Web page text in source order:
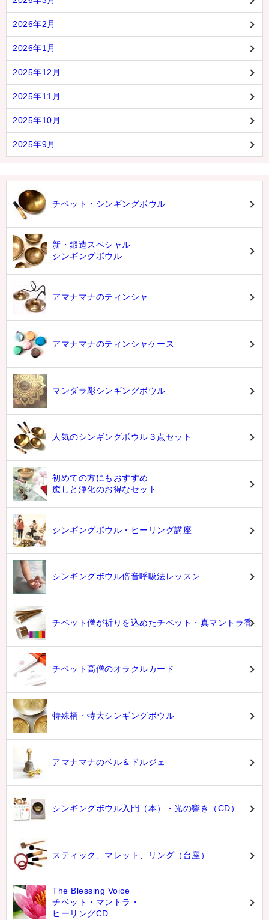
2026年2月
2026年1月
2025年12月
2025年11月
2025年10月
2025年9月
チベット・シンギングボウル
新・鍛造スペシャル
シンギングボウル
アマナマナのティンシャ
アマナマナのティンシャケース
マンダラ彫シンギングボウル
人気のシンギングボウル３点セット
初めての方にもおすすめ
癒しと浄化のお得なセット
シンギングボウル・ヒーリング講座
シンギングボウル倍音呼吸法レッスン
チベット僧が祈りを込めたチベット・真マントラ香
チベット高僧のオラクルカード
特殊柄・特大シンギングボウル
アマナマナのベル＆ドルジェ
シンギングボウル入門（本）・光の響き（CD）
スティック、マレット、リング（台座）
The Blessing Voice
チベット・マントラ・
ヒーリングCD